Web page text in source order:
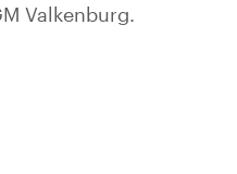
Valkenburg.